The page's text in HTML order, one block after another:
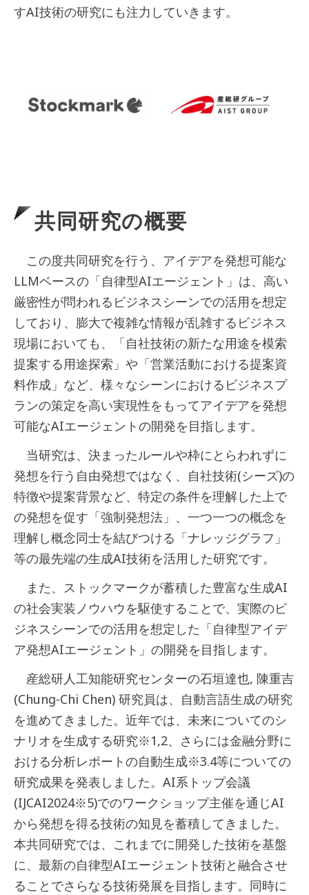
すAI技術の研究にも注力していきます。
共同研究の概要
この度共同研究を行う、アイデアを発想可能な
LLMベースの「自律型AIエージェント」は、高い
厳密性が問われるビジネスシーンでの活用を想定
しており、膨大で複雑な情報が乱雑するビジネス
現場においても、「自社技術の新たな用途を模索
提案する用途探索」や「営業活動における提案資
料作成」など、様々なシーンにおけるビジネスプ
ランの策定を高い実現性をもってアイデアを発想
可能なAIエージェントの開発を目指します。
当研究は、決まったルールや枠にとらわれずに
発想を行う自由発想ではなく、自社技術(シーズ)の
特徴や提案背景など、特定の条件を理解した上で
の発想を促す「強制発想法」、一つ一つの概念を
理解し概念同士を結びつける「ナレッジグラフ」
等の最先端の生成AI技術を活用した研究です。
また、ストックマークが蓄積した豊富な生成AI
の社会実装ノウハウを駆使することで、実際のビ
ジネスシーンでの活用を想定した「自律型アイデ
ア発想AIエージェント」の開発を目指します。
産総研人工知能研究センターの石垣達也, 陳重吉
(Chung-Chi Chen) 研究員は、自動言語生成の研究
を進めてきました。近年では、未来についてのシ
ナリオを生成する研究※1,2、さらには金融分野に
おける分析レポートの自動生成※3.4等についての
研究成果を発表しました。AI系トップ会議
(IJCAI2024※5)でのワークショップ主催を通じAI
から発想を得る技術の知見を蓄積してきました。
本共同研究では、これまでに開発した技術を基盤
に、最新の自律型AIエージェント技術と融合させ
ることでさらなる技術発展を目指します。同時に